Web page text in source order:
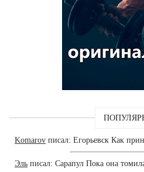
Komarov писал: Егорьевск Как
Эль писал: Сарапул Пока она